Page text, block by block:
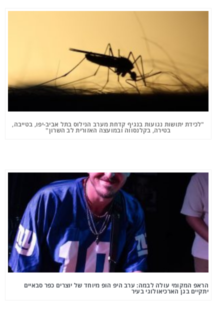
"לכידת יתושות נגועות בנגיף קדחת מערב הנילוס בתל אביב-יפו, בטייבה,
בטירה, בקלנסווה ובמועצה האזורית לב השרון"
הראפ המקומי עולה לבמה: ערב היפ הופ מיוחד של יוצרים כפר סבאיים
יתקיים בגן הארכיאולוגי בעיר